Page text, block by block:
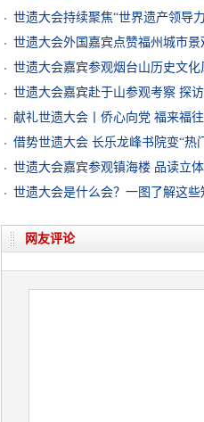
世遗大会持续聚焦“世界遗产领导
世遗大会外国嘉宾点赞福州城市
世遗大会嘉宾参观烟台山历史文化
世遗大会嘉宾赴于山参观考察 探
献礼世遗大会丨侨心向党 福来福往
借势世遗大会 长乐龙峰书院变“热
世遗大会嘉宾参观镇海楼 品读立体
世遗大会是什么会？一图了解这些
网友评论